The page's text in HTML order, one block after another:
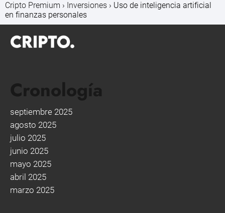
Cripto Premium Inversiones
Uso de inteligencia artificial
en finanzas personales
Cronología
septiembre 2025
agosto 2025
julio 2025
junio 2025
mayo 2025
abril 2025
marzo 2025